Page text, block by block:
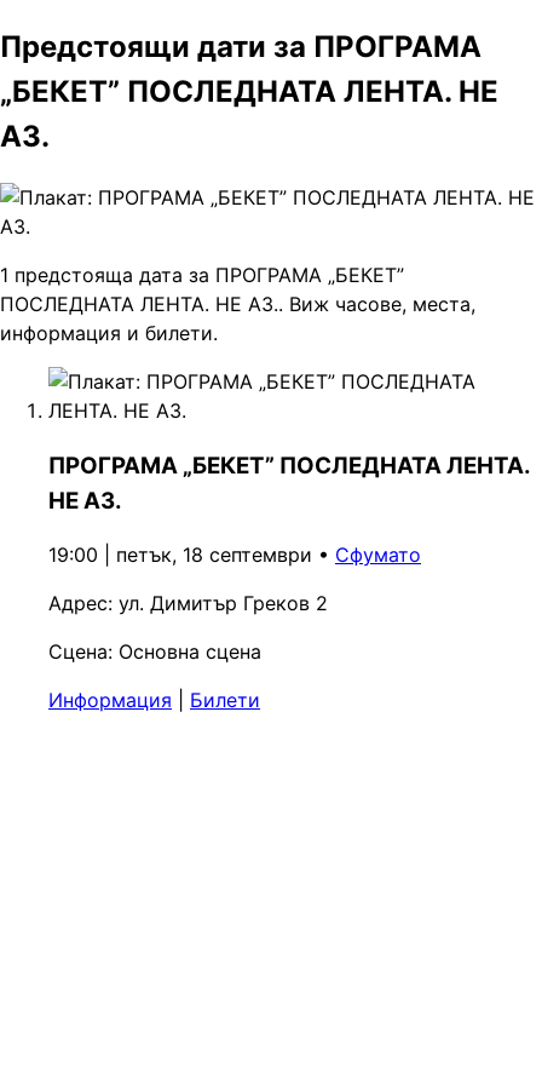
Предстоящи дати за ПРОГРАМА
„БЕКЕТ” ПОСЛЕДНАТА ЛЕНТА. НЕ
АЗ.
1 предстояща дата за ПРОГРАМА „БЕКЕТ”
ПОСЛЕДНАТА ЛЕНТА. НЕ АЗ.. Виж часове, места,
информация и билети.
ПРОГРАМА „БЕКЕТ” ПОСЛЕДНАТА ЛЕНТА.
НЕ АЗ.
19:00 | петък, 18 септември • Сфумато
Адрес: ул. Димитър Греков 2
Сцена: Основна сцена
Информация
Билети